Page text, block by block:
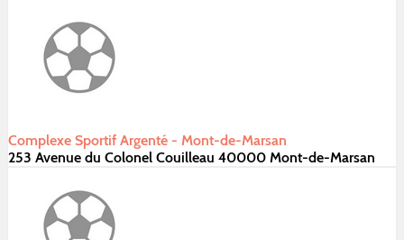
Complexe Sportif Argenté - Mont-de-Marsan
253 Avenue du Colonel Couilleau 40000 Mont-de-Marsan